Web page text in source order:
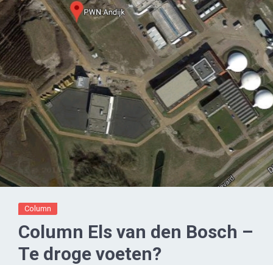
Column
Column Els van den Bosch –
Te droge voeten?